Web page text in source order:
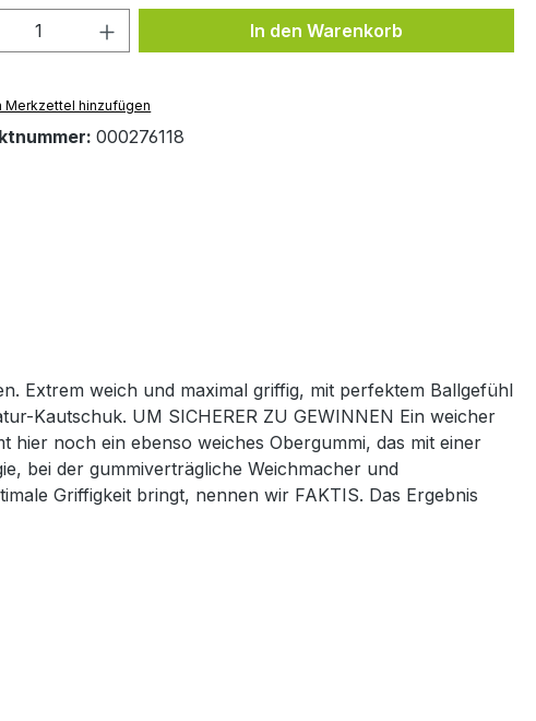
Anzahl: Gib den gewünschten Wert
In den Warenkorb
Merkzettel hinzufügen
000276118
Extrem weich und maximal griffig, mit perfektem Ballgefühl
Kautschuk. UM SICHERER ZU GEWINNEN Ein weicher
hier noch ein ebenso weiches Obergummi, das mit einer
bei der gummiverträgliche Weichmacher und
Griffigkeit bringt, nennen wir FAKTIS. Das Ergebnis